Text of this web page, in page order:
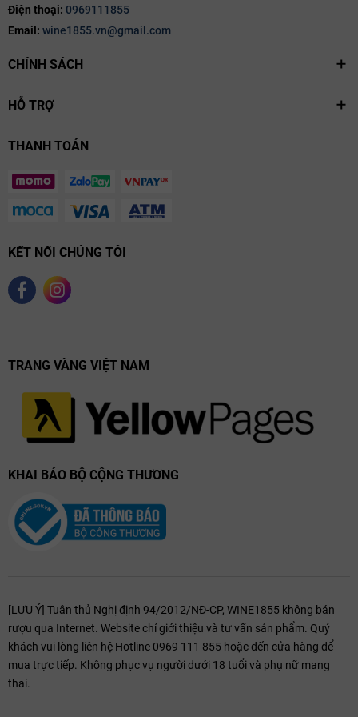
khu vực Grand Cru danh giá của Chablis. Với nền đất
Kimmeridgian đá vôi và khí hậu mát mẻ, đây là một trong những
Quy trình sản xuất: Sau khi thu hoạch thủ công, nho được lựa
độ tươi mát và nguyên vẹn của hương vị. Sau đó, rượu được ủ
độ phức hợp cho chai rượu.
Thưởng Thức & Kết Hợp Món Ăn Với La
Chablisienne Chablis Grand Cru Les Preuses
Hải sản: hàu sống, tôm hùm, cá bơn nướng.
Cá trắng: cá tuyết, cá hồi, cá vược sốt chanh.
Phô mai mềm: Comté, Brie, phô mai dê tươi.
Điện thoại: 0969111855
Email: wine1855.vn@gmail.com
CHÍNH SÁCH
HỖ TRỢ
THANH TOÁN
KẾT NỐI CHÚNG TÔI
TRANG VÀNG VIỆT NAM
KHAI BÁO BỘ CỘNG THƯƠNG
[LƯU Ý] Tuân thủ Nghị định 94/2012/NĐ-CP, WINE1855 không bán
rượu qua Internet. Website chỉ giới thiệu và tư vấn sản phẩm. Quý
khách vui lòng liên hệ Hotline 0969 111 855 hoặc đến cửa hàng để
mua trực tiếp. Không phục vụ người dưới 18 tuổi và phụ nữ mang
thai.